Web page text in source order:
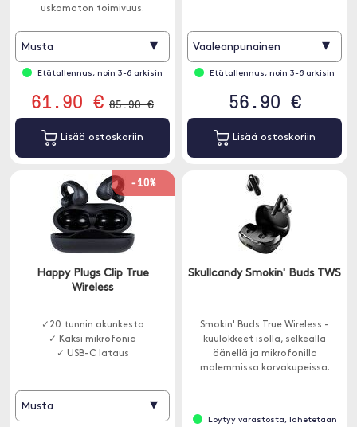
uskomaton toimivuus.
sisäänrakennettu mikrofoni.
Musta ▾
Etätallennus, noin 3-8 arkisin
61.90 € 85.90 €
Lisää ostoskoriin
Vaaleanpunainen ▾
Etätallennus, noin 3-8 arkisin
56.90 €
Lisää ostoskoriin
-10%
Happy Plugs Clip True
Wireless
✓20 tunnin akunkesto
✓ Kaksi mikrofonia
✓ USB-C lataus
Musta ▾
Skullcandy Smokin' Buds TWS
Smokin' Buds True Wireless -
kuulokkeet isolla, selkeällä
äänellä ja mikrofonilla
molemmissa korvakupeissa.
Löytyy varastosta, lähetetään